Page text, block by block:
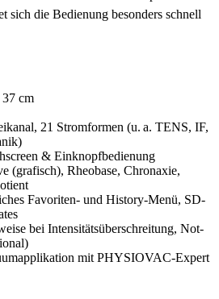
sich die Bedienung besonders schnell
cm
21 Stromformen (u. a. TENS, IF,
& Einknopfbedienung
(grafisch), Rheobase, Chronaxie,
Favoriten- und History-Menü, SD-
bei Intensitätsüberschreitung, Not-
mit PHYSIOVAC-Expert